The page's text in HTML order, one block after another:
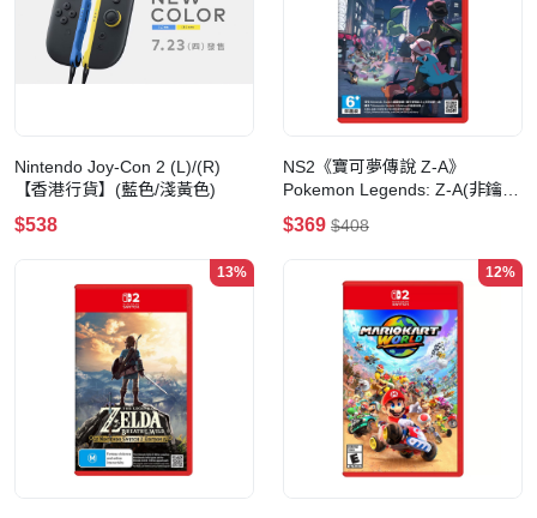
Nintendo Joy-Con 2 (L)/(R)
【香港行貨】(藍色/淺黃色)
$538
NS2《寶可夢傳說 Z-A》
Pokemon Legends: Z-A(非鑰匙
卡)
$369 $408
13% 12%